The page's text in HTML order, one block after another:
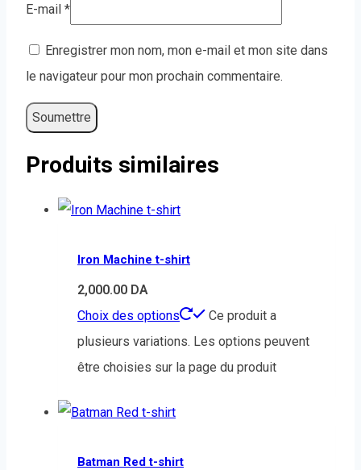
E-mail *
Enregistrer mon nom, mon e-mail et mon site dans
le navigateur pour mon prochain commentaire.
Produits similaires
Iron Machine t-shirt
2,000.00 DA
Choix des options
Ce produit a
plusieurs variations. Les options peuvent
être choisies sur la page du produit
Batman Red t-shirt